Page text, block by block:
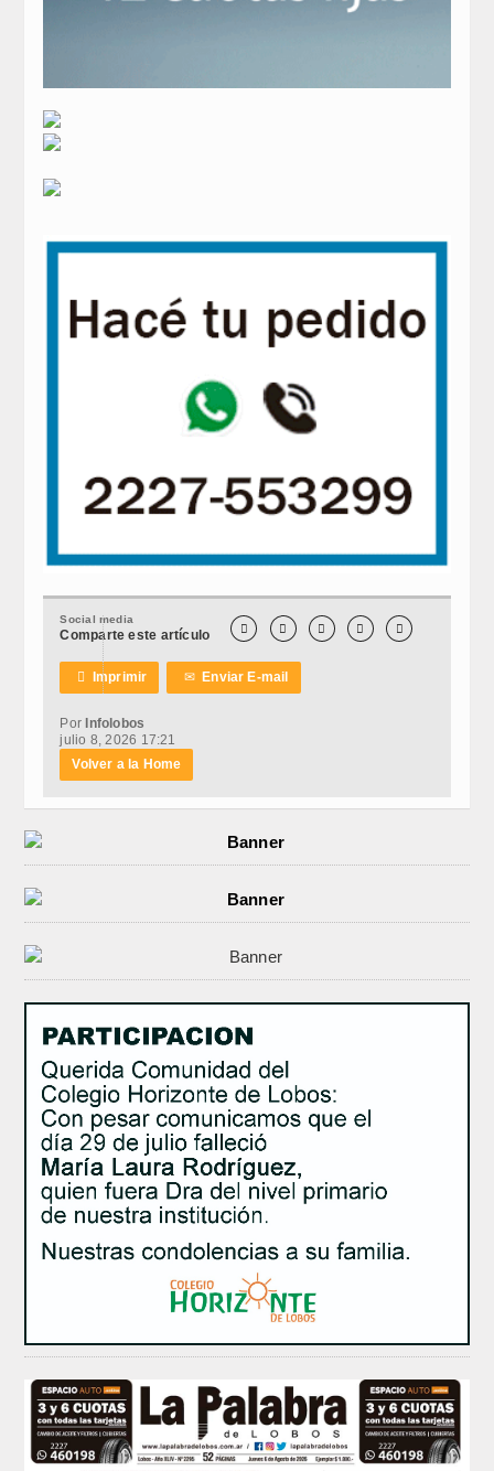
Social media
Comparte este artículo     
 Imprimir ✉Enviar E-mail
Por Infolobos
julio 8, 2026 17:21
Volver a la Home